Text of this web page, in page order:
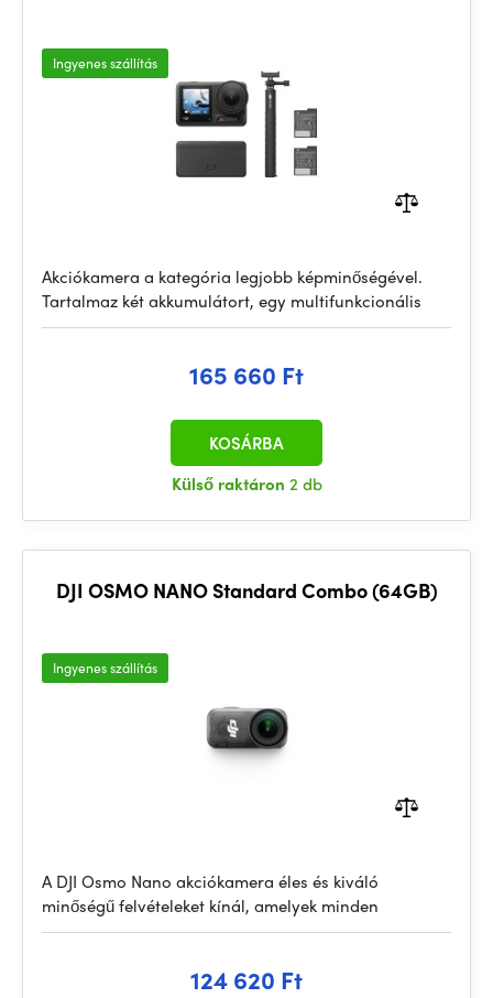
Ingyenes szállítás
Akciókamera a kategória legjobb képminőségével.
Tartalmaz két akkumulátort, egy multifunkcionális
165 660 Ft
Külső raktáron 2 db
KOSÁRBA
DJI OSMO NANO Standard Combo (64GB)
Ingyenes szállítás
A DJI Osmo Nano akciókamera éles és kiváló
minőségű felvételeket kínál, amelyek minden
124 620 Ft